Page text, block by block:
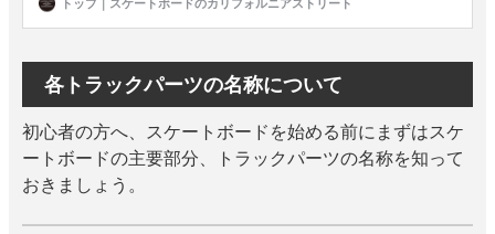
各トラックパーツの名称について
初心者の方へ、スケートボードを始める前にまずはスケ
ートボードの主要部分、トラックパーツの名称を知って
おきましょう。
8.6inch
8.7inch
8.8inch
8.9inch
8.7inch
8.8inch
8.9inch
9.0inch以上
70mm
72mm
75mm
110mm
28.5cm
29cm
29.5cm
30cm
サイズの測り方